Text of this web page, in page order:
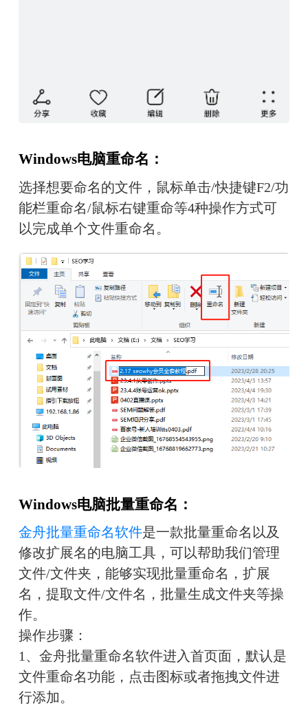
Windows电脑重命名：
选择想要命名的文件，鼠标单击/快捷键F2/功
能栏重命名/鼠标右键重命等4种操作方式可
以完成单个文件重命名。
Windows电脑批量重命名：
金舟批量重命名软件是一款批量重命名以及
修改扩展名的电脑工具，可以帮助我们管理
文件/文件夹，能够实现批量重命名，扩展
名，提取文件/文件名，批量生成文件夹等操
作。
操作步骤：
1、金舟批量重命名软件进入首页面，默认是
文件重命名功能，点击图标或者拖拽文件进
行添加。